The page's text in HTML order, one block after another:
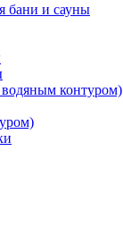
бани и сауны
контуром)